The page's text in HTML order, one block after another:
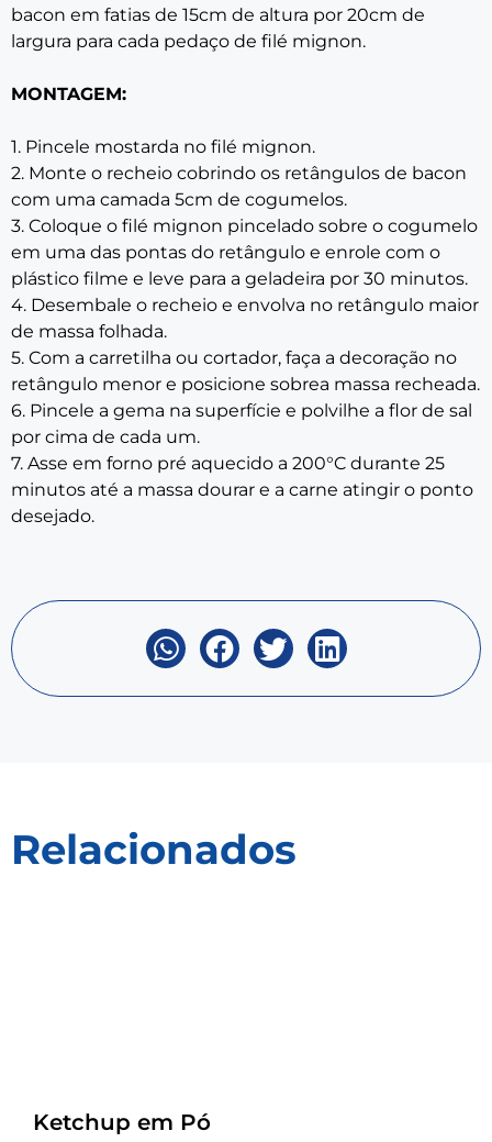
bacon em fatias de 15cm de altura por 20cm de
largura para cada pedaço de filé mignon.
MONTAGEM:
1. Pincele mostarda no filé mignon.
2. Monte o recheio cobrindo os retângulos de bacon
com uma camada 5cm de cogumelos.
3. Coloque o filé mignon pincelado sobre o cogumelo
em uma das pontas do retângulo e enrole com o
plástico filme e leve para a geladeira por 30 minutos.
4. Desembale o recheio e envolva no retângulo maior
de massa folhada.
5. Com a carretilha ou cortador, faça a decoração no
retângulo menor e posicione sobrea massa recheada.
6. Pincele a gema na superfície e polvilhe a flor de sal
por cima de cada um.
7. Asse em forno pré aquecido a 200°C durante 25
minutos até a massa dourar e a carne atingir o ponto
desejado.
Relacionados
Ketchup em Pó